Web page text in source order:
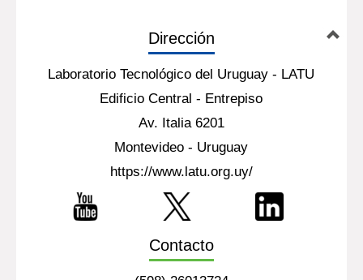
Dirección
Laboratorio Tecnológico del Uruguay - LATU
Edificio Central - Entrepiso
Av. Italia 6201
Montevideo - Uruguay
https://www.latu.org.uy/
Contacto